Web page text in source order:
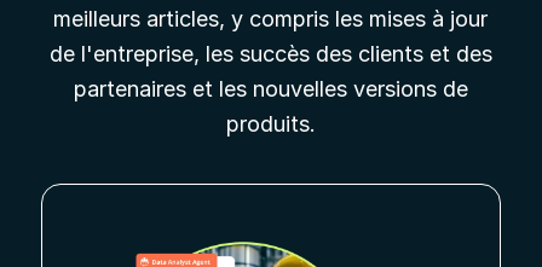
meilleurs articles, y compris les mises à jour
de l'entreprise, les succès des clients et des
partenaires et les nouvelles versions de
produits.